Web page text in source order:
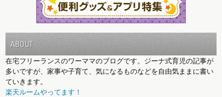
ABOUT
在宅フリーランスのワーママのブログです。ジーナ式育児の記事が
多いですが、家事や子育て、気になるものなどを自由気ままに書い
ていきます。
楽天ルームやってます！